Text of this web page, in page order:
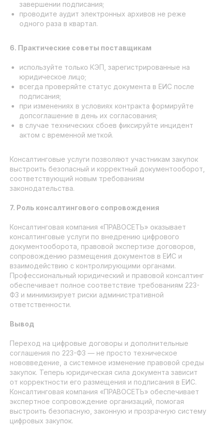
завершении подписания;
проводите аудит электронных архивов не реже
одного раза в квартал.
6. Практические советы поставщикам
используйте только КЭП, зарегистрированные на
юридическое лицо;
всегда проверяйте статус документа в ЕИС после
подписания;
при изменениях в условиях контракта формируйте
допсоглашение в день их согласования;
в случае технических сбоев фиксируйте инцидент
актом с временной меткой.
Консалтинговые услуги позволяют участникам закупок
выстроить безопасный и корректный документооборот,
соответствующий новым требованиям
законодательства.
7. Роль консалтингового сопровождения
Консалтинговая компания «ПРАВОСЕТЬ» оказывает
консалтинговые услуги по внедрению цифрового
документооборота, правовой экспертизе договоров,
сопровождению размещения документов в ЕИС и
взаимодействию с контролирующими органами.
Профессиональный юридический и правовой консалтинг
обеспечивает полное соответствие требованиям 223-
ФЗ и минимизирует риски административной
ответственности.
Вывод
Переход на цифровые договоры и дополнительные
соглашения по 223-ФЗ — не просто техническое
нововведение, а системное изменение правовой среды
закупок. Теперь юридическая сила документа зависит
от корректности его размещения и подписания в ЕИС.
Консалтинговая компания «ПРАВОСЕТЬ» обеспечивает
экспертное сопровождение организаций, помогая
выстроить безопасную, законную и прозрачную систему
цифровых закупок.
ООО «ФИНАНС-АБСОЛЮТ»
ИНН 7725731610
Город Москва, вн.тер.г. муниципальный округ
Басманный, пер. Подкопаевский, д. 4 стр. 6А
+7 (499) 688-76-04
Банковские гарантии
Тендерное сопровождение
Торги по банкротству